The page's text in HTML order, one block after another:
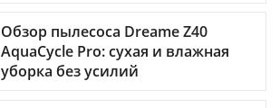
Обзор пылесоса Dreame Z40
AquaCycle Pro: сухая и влажная
уборка без усилий